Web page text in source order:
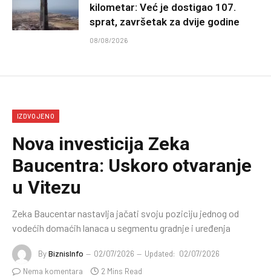
kilometar: Već je dostigao 107.
sprat, završetak za dvije godine
08/08/2026
IZDVOJENO
Nova investicija Zeka
Baucentra: Uskoro otvaranje
u Vitezu
Zeka Baucentar nastavlja jačati svoju poziciju jednog od
vodećih domaćih lanaca u segmentu gradnje i uređenja
ByBiznisInfo 02/07/2026 Updated: 02/07/2026
Nema komentara
2 Mins Read